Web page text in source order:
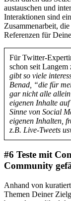
austauschen und
Interaktionen sind
Zusammenarbeit,
Referenzen für
Für Twitter-
schon seit
gibt so viele
Benad, “die für
gar nicht alle
eigenen Inhalte
Sinne von Social
eigenen Inhalten,
z.B. Live-Tweets
#6 Teste mit
Community
Anhand von
Themen Deiner